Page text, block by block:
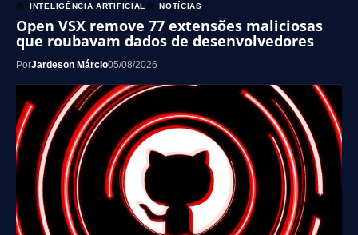
INTELIGÊNCIA ARTIFICIAL NOTÍCIAS
Open VSX remove 77 extensões maliciosas
que roubavam dados de desenvolvedores
PorJardeson Márcio05/08/2026